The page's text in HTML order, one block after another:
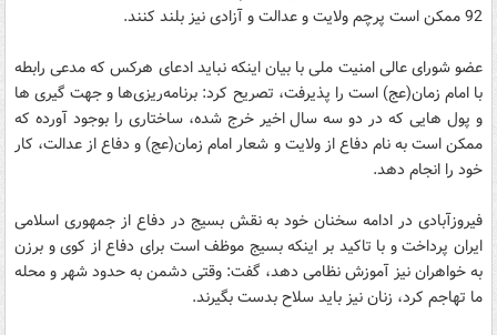
92 ممکن است پرچم ولایت و عدالت و آزادی نیز بلند کنند.
عضو شورای عالی امنیت ملی با بیان اینکه نباید ادعای هرکس که مدعی رابطه
با امام زمان(عج) است را پذیرفت، تصریح کرد: برنامه‌ریزی‌ها و جهت گیری ها
و پول هایی که در دو سه سال اخیر خرج شده، ساختاری را بوجود آورده که
ممکن است به نام دفاع از ولایت و شعار امام زمان(عج) و دفاع از عدالت، کار
خود را انجام دهد.
فیروزآبادی در ادامه سخنان خود به نقش بسیج در دفاع از جمهوری اسلامی
ایران پرداخت و با تاکید بر اینکه بسیج موظف است برای دفاع از کوی و برزن
به خواهران نیز آموزش نظامی دهد، گفت: وقتی دشمن به حدود شهر و محله
ما تهاجم کرد، زنان نیز باید سلاح بدست بگیرند.